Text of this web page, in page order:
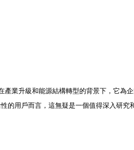
業升級和能源結構轉型的背景下，它為
的用戶而言，這無疑是一個值得深入研究